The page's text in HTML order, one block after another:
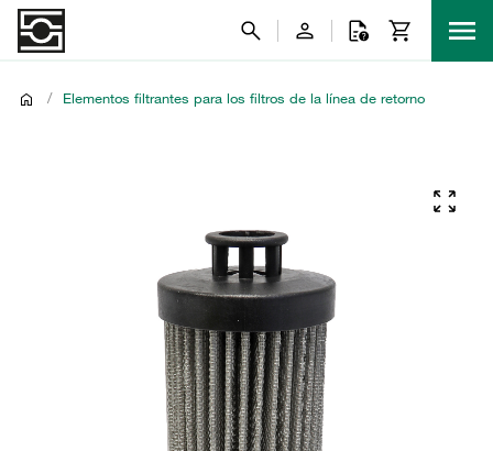
/ Elementos filtrantes para los filtros de la línea de retorno